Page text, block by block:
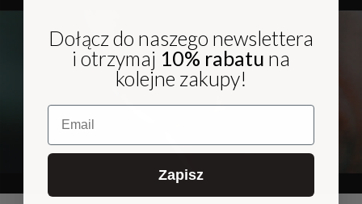
Dołącz do naszego newslettera
i otrzymaj 10% rabatu na
kolejne zakupy!
Email
Zapisz